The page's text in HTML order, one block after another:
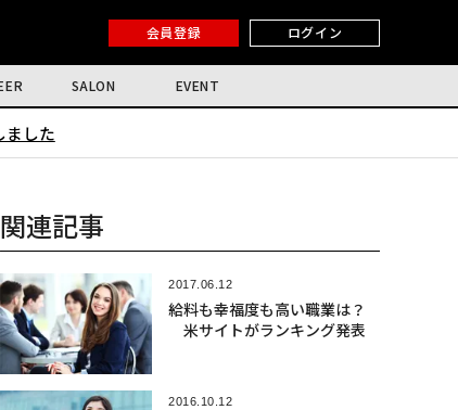
会員登録 ログイン
SALON EVENT
ました
関連記事
2017.06.12
給料も幸福度も高い職業は？
米サイトがランキング発表
2016.10.12